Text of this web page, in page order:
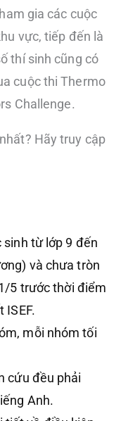
gia các cuộc
vực, tiếp đến là
thí sinh cũng có
cuộc thi Thermo
Challenge.
Hãy truy cập
sinh từ lớp 9 đến
và chưa tròn
5 trước thời điểm
ISEF.
mỗi nhóm tối
cứu đều phải
Anh.